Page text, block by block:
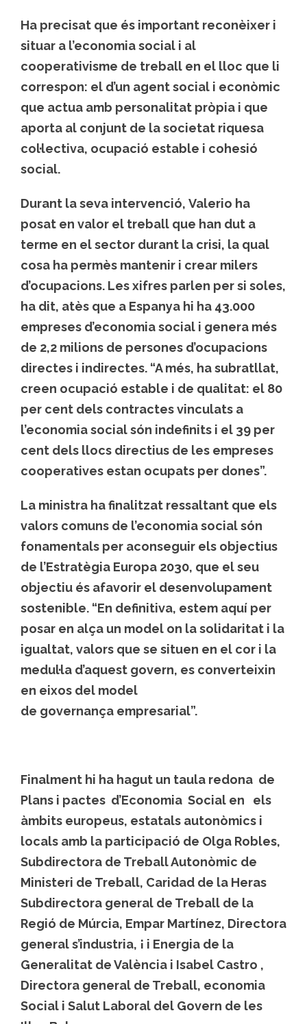
Ha precisat que és important reconèixer i
situar a l’economia social i al
cooperativisme de treball en el lloc que li
correspon: el d’un agent social i econòmic
que actua amb personalitat pròpia i que
aporta al conjunt de la societat riquesa
col·lectiva, ocupació estable i cohesió
social.
Durant la seva intervenció, Valerio ha
posat en valor el treball que han dut a
terme en el sector durant la crisi, la qual
cosa ha permès mantenir i crear milers
d’ocupacions. Les xifres parlen per si soles,
ha dit, atès que a Espanya hi ha 43.000
empreses d’economia social i genera més
de 2,2 milions de persones d’ocupacions
directes i indirectes. “A més, ha subratllat,
creen ocupació estable i de qualitat: el 80
per cent dels contractes vinculats a
l’economia social són indefinits i el 39 per
cent dels llocs directius de les empreses
cooperatives estan ocupats per dones”.
La ministra ha finalitzat ressaltant que els
valors comuns de l’economia social són
fonamentals per aconseguir els objectius
de l’Estratègia Europa 2030, que el seu
objectiu és afavorir el desenvolupament
sostenible. “En definitiva, estem aquí per
posar en alça un model on la solidaritat i la
igualtat, valors que se situen en el cor i la
medul·la d’aquest govern, es converteixin
en eixos del model
de governança empresarial”.
Finalment hi ha hagut un taula redona de
Plans i pactes d’Economia Social en els
àmbits europeus, estatals autonòmics i
locals amb la participació de Olga Robles,
Subdirectora de Treball Autonòmic de
Ministeri de Treball, Caridad de la Heras
Subdirectora general de Treball de la
Regió de Múrcia, Empar Martínez, Directora
general s’industria, ¡ i Energia de la
Generalitat de València i Isabel Castro ,
Directora general de Treball, economia
Social i Salut Laboral del Govern de les